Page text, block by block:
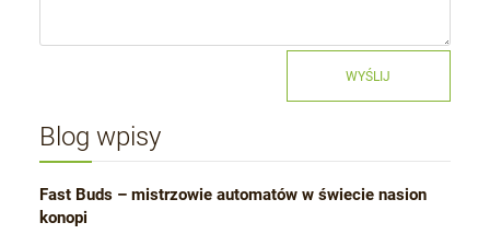
WYŚLIJ
Blog wpisy
Fast Buds – mistrzowie automatów w świecie nasion
konopi